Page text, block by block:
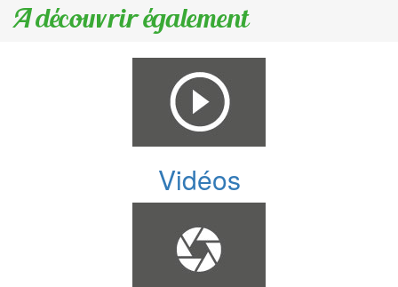
A découvrir également
Vidéos